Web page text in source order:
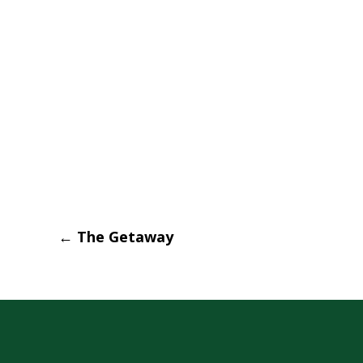
Post
← The Getaway